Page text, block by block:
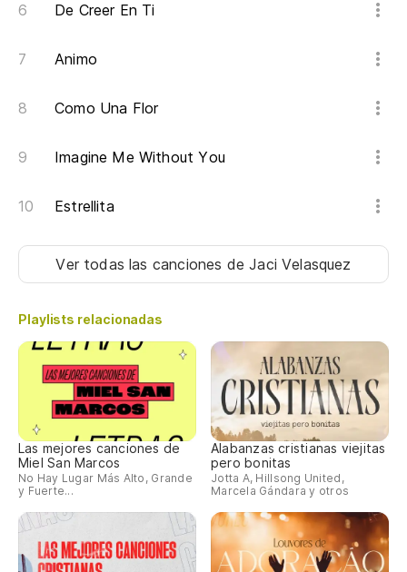
De Creer En Ti
Animo
Como Una Flor
Imagine Me Without You
Estrellita
Ver todas las canciones de Jaci Velasquez
Playlists relacionadas
Las mejores canciones de
Miel San Marcos
No Hay Lugar Más Alto, Grande
y Fuerte...
Alabanzas cristianas viejitas
pero bonitas
Jotta A, Hillsong United,
Marcela Gándara y otros